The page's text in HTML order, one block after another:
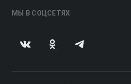
МЫ В СОЦСЕТЯХ